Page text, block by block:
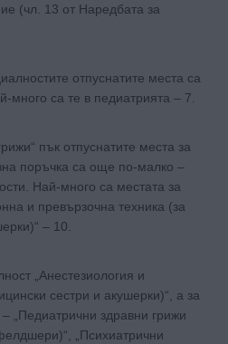
(чл. 13 от Наредбата за
отпуснатите места са
много са те в педиатрията – 7.
пък отпуснатите места за
поръчка са още по-малко –
Най-много са местата за
и превързочна техника (за
– 10.
„Анестезиология и
сестри и акушерки)“, а за
„Педиатрични здравни грижи
„Психиатрични